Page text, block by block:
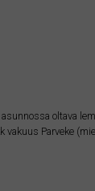
oltava
Parveke